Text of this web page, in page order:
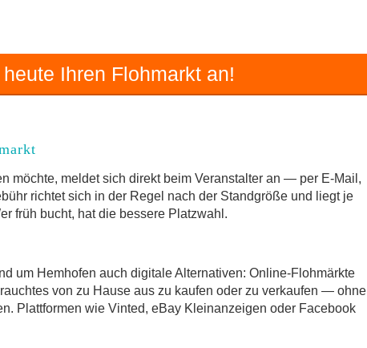
Ihren Flohmarkt an!
möchte, meldet sich direkt beim Veranstalter an — per E-Mail,
richtet sich in der Regel nach der Standgröße und liegt je
früh bucht, hat die bessere Platzwahl.
um Hemhofen auch digitale Alternativen: Online-Flohmärkte
von zu Hause aus zu kaufen oder zu verkaufen — ohne
Plattformen wie Vinted, eBay Kleinanzeigen oder Facebook